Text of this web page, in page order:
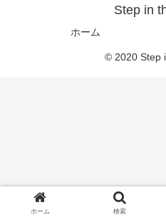
Step in
ホーム
© 2020 Step
ホーム 検索